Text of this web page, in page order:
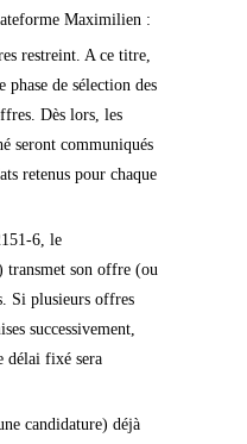
Maximilien :
restreint. A ce titre,
phase de sélection des
Dès lors, les
seront communiqués
retenus pour chaque
6, le
transmet son offre (ou
Si plusieurs offres
successivement,
délai fixé sera
candidature) déjà